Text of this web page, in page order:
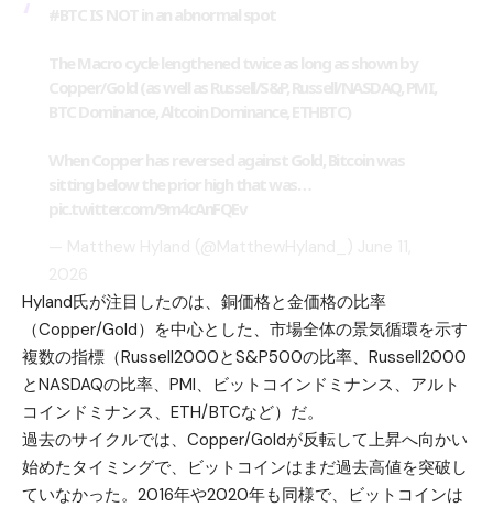
Hyland氏が注目したのは、銅価格と金価格の比率
（Copper/Gold）を中心とした、市場全体の景気循環を示す
複数の指標（Russell2000とS&P500の比率、Russell2000
とNASDAQの比率、PMI、ビットコインドミナンス、アルト
コインドミナンス、ETH/BTCなど）だ。
過去のサイクルでは、Copper/Goldが反転して上昇へ向かい
始めたタイミングで、ビットコインはまだ過去高値を突破し
ていなかった。2016年や2020年も同様で、ビットコインは